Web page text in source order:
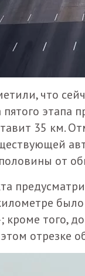
что
этапа
35 км.
от
кроме того,
отрезке